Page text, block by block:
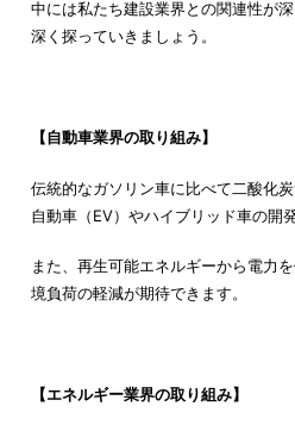
中には私たち建設業界との関連性が
深く探っていきましょう。
【自動車業界の取り組み】
伝統的なガソリン車に比べて二酸化
自動車（EV）やハイブリッド車の開
また、再生可能エネルギーから電力
境負荷の軽減が期待できます。
【エネルギー業界の取り組み】